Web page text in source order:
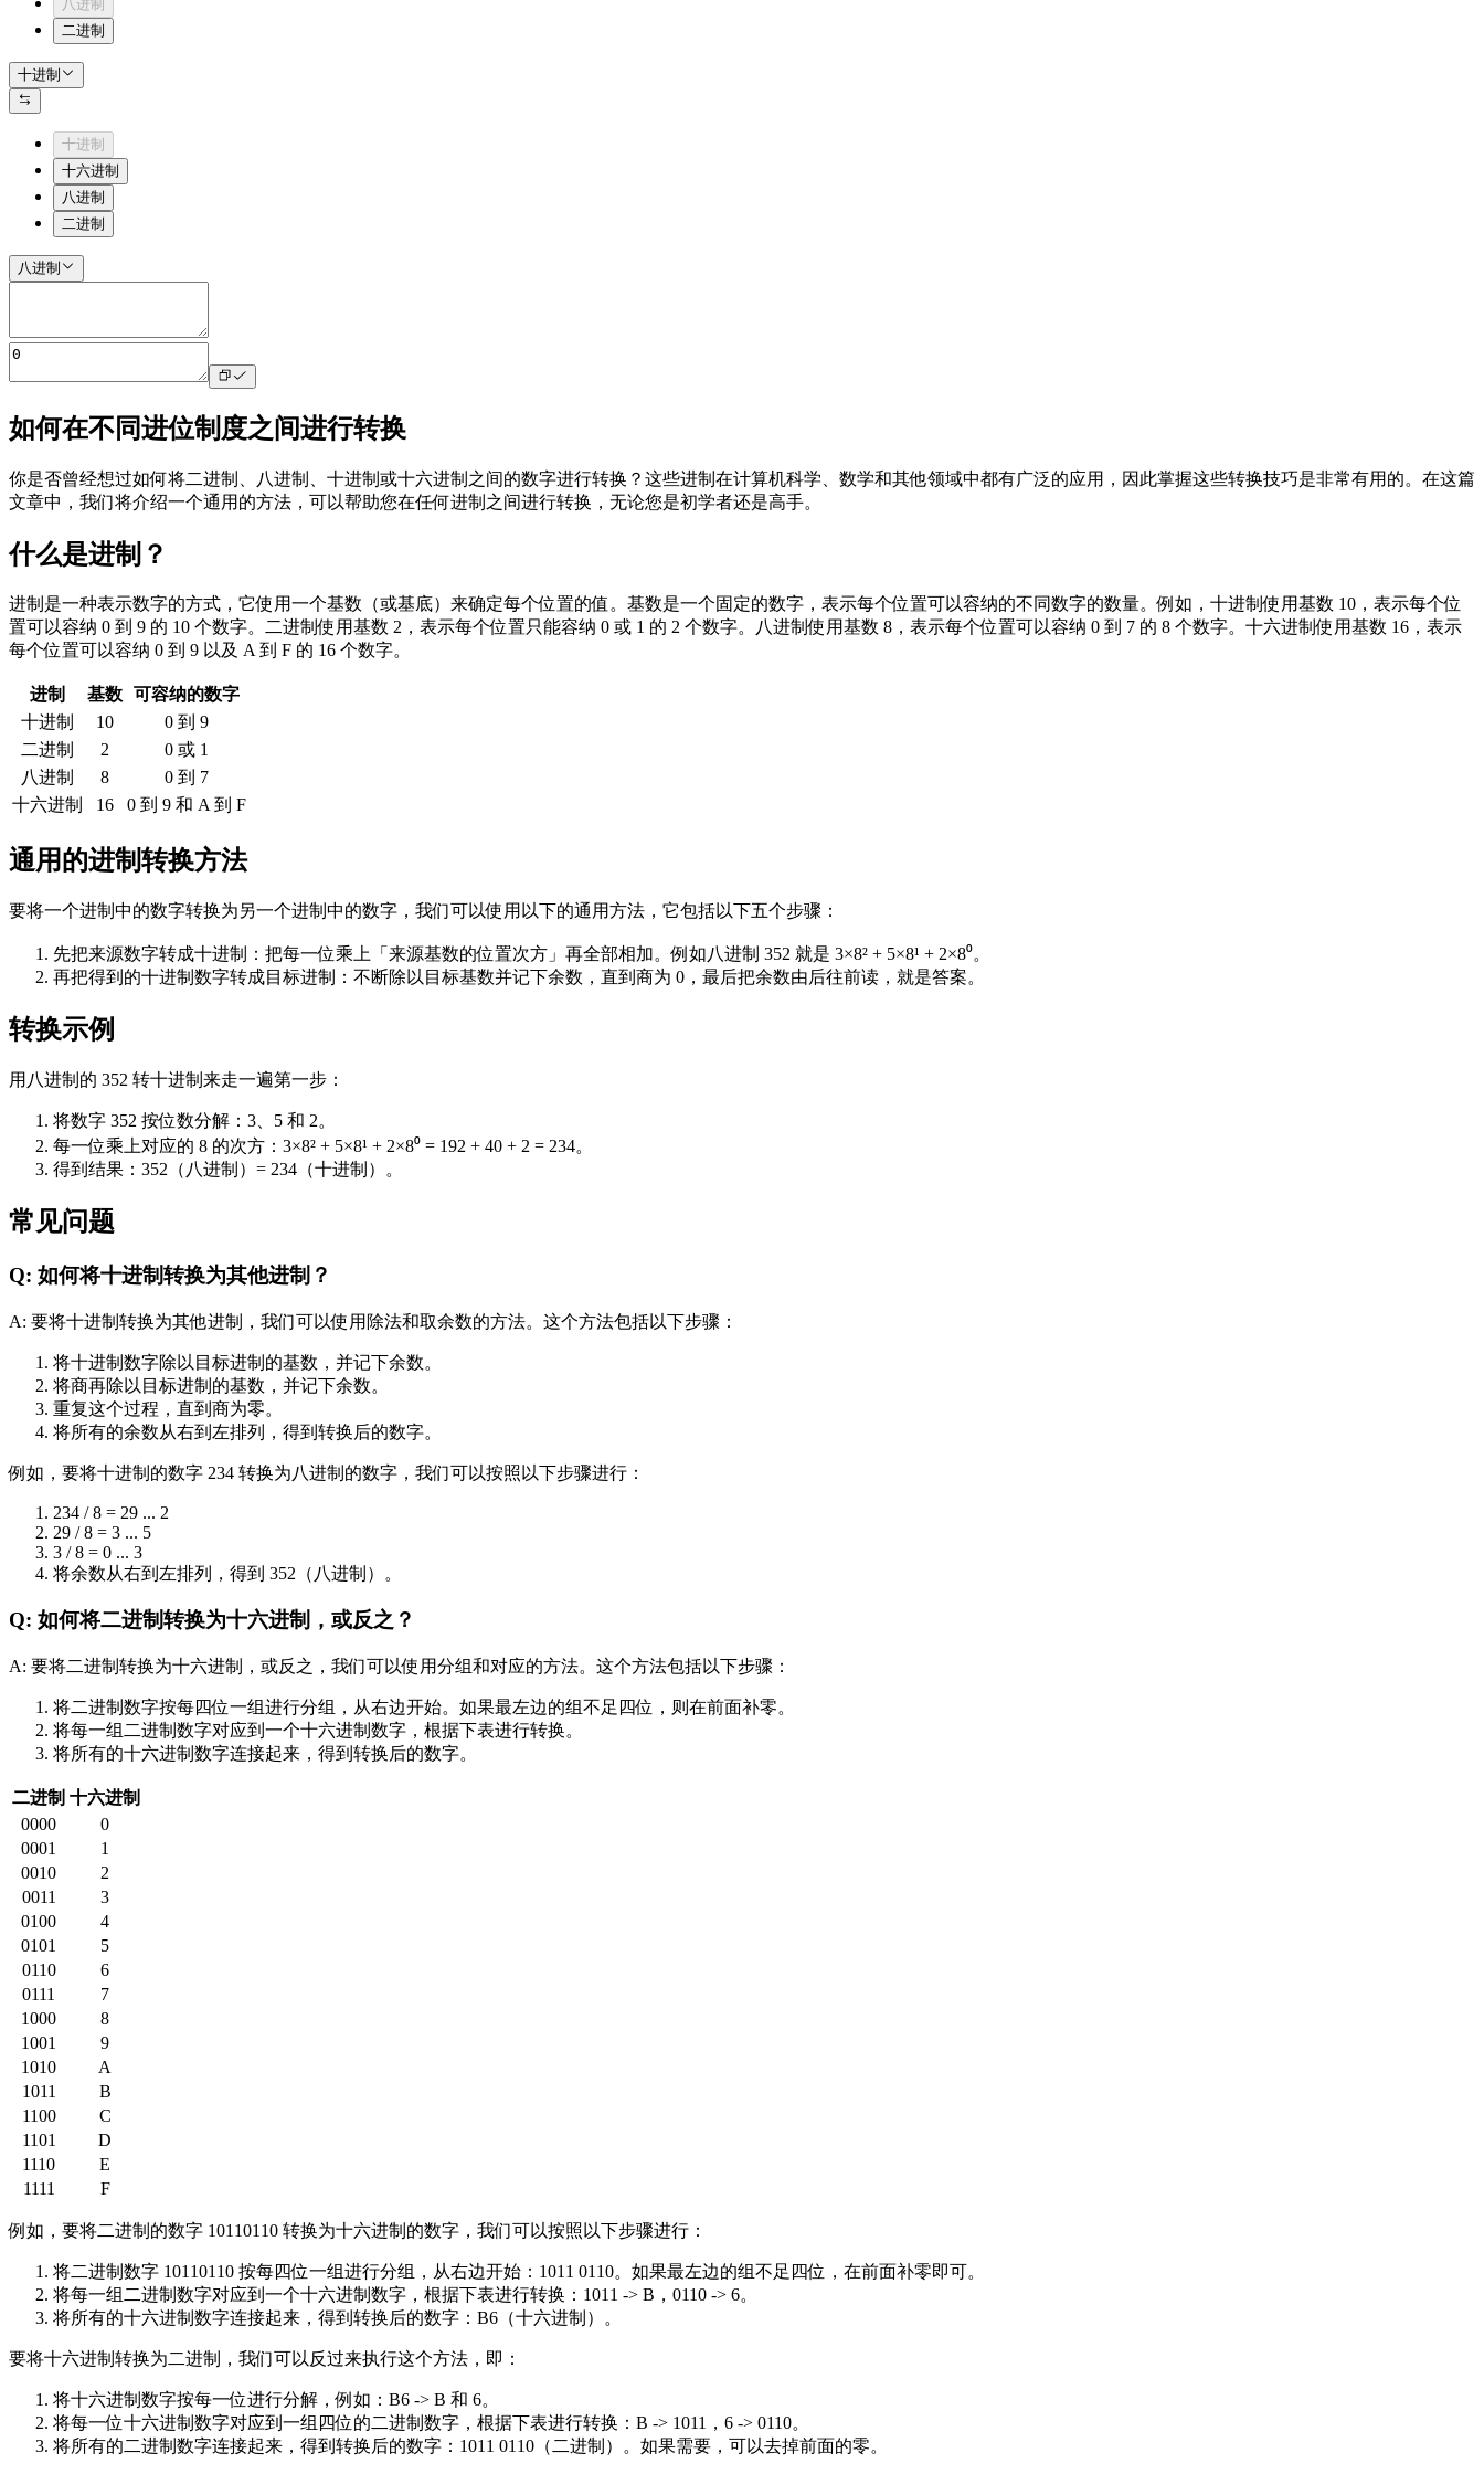
八进制
二进制
十进制
十进制
十六进制
八进制
二进制
八进制
如何在不同进位制度之间进行转换
你是否曾经想过如何将二进制、八进制、十进制或十六进制之间的数字进行转换？这些进制在计算机科学、数学和其他领域中都有广泛的应用，因此掌握这些转换技巧是非常有用的。在这篇
文章中，我们将介绍一个通用的方法，可以帮助您在任何进制之间进行转换，无论您是初学者还是高手。
什么是进制？
进制是一种表示数字的方式，它使用一个基数（或基底）来确定每个位置的值。基数是一个固定的数字，表示每个位置可以容纳的不同数字的数量。例如，十进制使用基数 10，表示每个位
置可以容纳 0 到 9 的 10 个数字。二进制使用基数 2，表示每个位置只能容纳 0 或 1 的 2 个数字。八进制使用基数 8，表示每个位置可以容纳 0 到 7 的 8 个数字。十六进制使用基数 16，表示
每个位置可以容纳 0 到 9 以及 A 到 F 的 16 个数字。
进制 基数
可容纳的数字
十进制
10
0 到 9
二进制
2
0 或 1
八进制
8
0 到 7
十六进制
16 0 到 9 和 A 到 F
通用的进制转换方法
要将一个进制中的数字转换为另一个进制中的数字，我们可以使用以下的通用方法，它包括以下五个步骤：
先把来源数字转成十进制：把每一位乘上「来源基数的位置次方」再全部相加。例如八进制 352 就是 3×8² + 5×8¹ + 2×8⁰。
再把得到的十进制数字转成目标进制：不断除以目标基数并记下余数，直到商为 0，最后把余数由后往前读，就是答案。
转换示例
用八进制的 352 转十进制来走一遍第一步：
将数字 352 按位数分解：3、5 和 2。
每一位乘上对应的 8 的次方：3×8² + 5×8¹ + 2×8⁰ = 192 + 40 + 2 = 234。
得到结果：352（八进制）= 234（十进制）。
常见问题
Q: 如何将十进制转换为其他进制？
A: 要将十进制转换为其他进制，我们可以使用除法和取余数的方法。这个方法包括以下步骤：
将十进制数字除以目标进制的基数，并记下余数。
将商再除以目标进制的基数，并记下余数。
重复这个过程，直到商为零。
将所有的余数从右到左排列，得到转换后的数字。
例如，要将十进制的数字 234 转换为八进制的数字，我们可以按照以下步骤进行：
234 / 8 = 29 ... 2
29 / 8 = 3 ... 5
3 / 8 = 0 ... 3
将余数从右到左排列，得到 352（八进制）。
Q: 如何将二进制转换为十六进制，或反之？
A: 要将二进制转换为十六进制，或反之，我们可以使用分组和对应的方法。这个方法包括以下步骤：
将二进制数字按每四位一组进行分组，从右边开始。如果最左边的组不足四位，则在前面补零。
将每一组二进制数字对应到一个十六进制数字，根据下表进行转换。
将所有的十六进制数字连接起来，得到转换后的数字。
二进制 十六进制
0000
0
0001
1
0010
2
0011
3
0100
4
0101
5
0110
6
0111
7
1000
8
1001
9
1010
A
1011
B
1100
C
1101
D
1110
E
1111
F
例如，要将二进制的数字 10110110 转换为十六进制的数字，我们可以按照以下步骤进行：
将二进制数字 10110110 按每四位一组进行分组，从右边开始：1011 0110。如果最左边的组不足四位，在前面补零即可。
将每一组二进制数字对应到一个十六进制数字，根据下表进行转换：1011 -> B，0110 -> 6。
将所有的十六进制数字连接起来，得到转换后的数字：B6（十六进制）。
要将十六进制转换为二进制，我们可以反过来执行这个方法，即：
将十六进制数字按每一位进行分解，例如：B6 -> B 和 6。
将每一位十六进制数字对应到一组四位的二进制数字，根据下表进行转换：B -> 1011，6 -> 0110。
将所有的二进制数字连接起来，得到转换后的数字：1011 0110（二进制）。如果需要，可以去掉前面的零。